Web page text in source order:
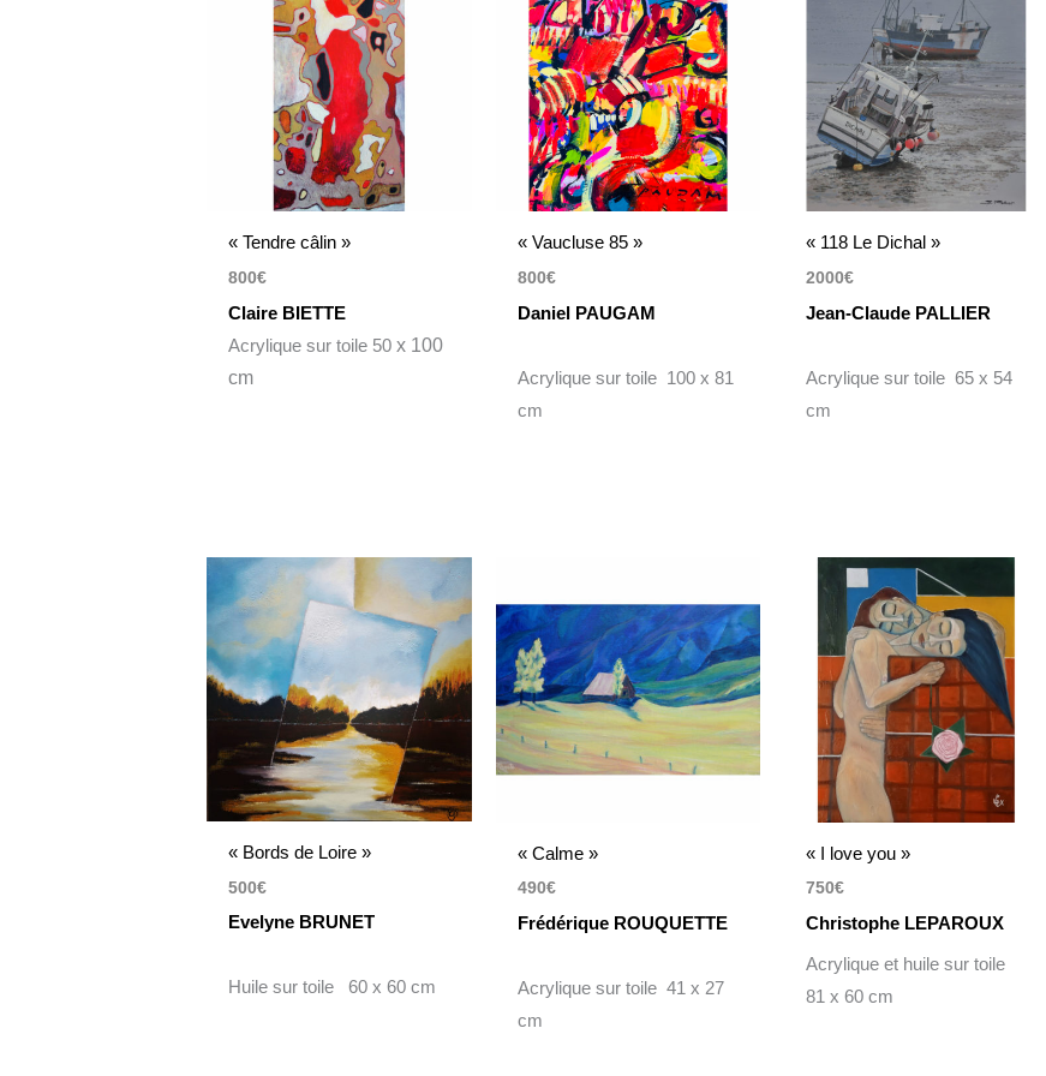
« Tendre câlin »
800€
Claire BIETTE
Acrylique sur toile 50 x 100
cm
« Vaucluse 85 »
800€
Daniel PAUGAM
Acrylique sur toile 100 x 81
cm
« 118 Le Dichal »
2000€
Jean-Claude PALLIER
Acrylique sur toile 65 x 54
cm
« Bords de Loire »
500€
Evelyne BRUNET
Huile sur toile 60 x 60 cm
« Calme »
490€
Frédérique ROUQUETTE
Acrylique sur toile 41 x 27
cm
« I love you »
750€
Christophe LEPAROUX
Acrylique et huile sur toile
81 x 60 cm